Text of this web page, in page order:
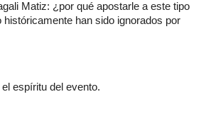
Matiz: ¿por qué apostarle a este tipo
han sido ignorados por
espíritu del evento.